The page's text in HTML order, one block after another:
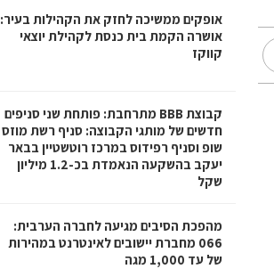
אופקים ממשיכה לחזק את הקהילות בעיר:
אושרה הקמת בית כנסת לקהילת יוצאי
קווקז
קבוצת BBB מתרחבת: פותחת שני סניפים
חדשים של מותגי הקבוצה: סניף רשת מוזס
שופ וסניף רפידוס במרכז רוטשטיין בבאר
יעקב בהשקעה הנאמדת בכ-1.2 מיליון
שקל
מהפכת הסיבים מגיעה לחברה הערבית:
066 מחברת יישובים לאינטרנט במהירות
של עד 1,000 מגה